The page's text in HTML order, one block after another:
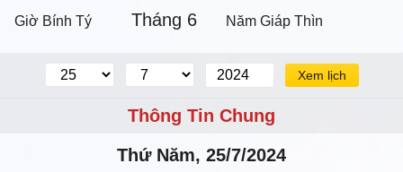
Giờ Bính Tý Tháng 6 Năm Giáp Thìn
Xem lịch
Thông Tin Chung
Thứ Năm, 25/7/2024